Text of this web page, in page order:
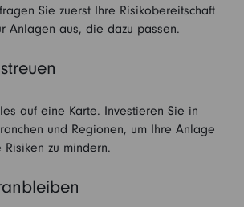
Sie zuerst Ihre Risikobereitschaft
Anlagen aus, die dazu passen.
auf eine Karte. Investieren Sie in
und Regionen, um Ihre Anlage
zu mindern.